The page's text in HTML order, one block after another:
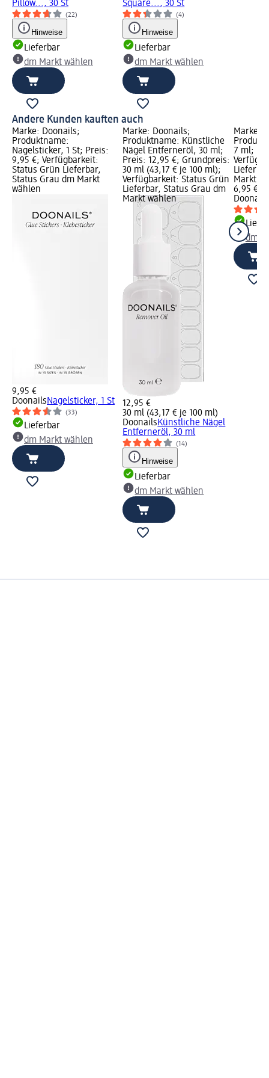
Pillow..., 30 St
(22)
Hinweise
Lieferbar
dm Markt wählen
Square..., 30 St
(4)
Hinweise
Lieferbar
dm Markt wählen
Andere Kunden kauften auch
Marke: Doonails;
Produktname:
Nagelsticker, 1 St; Preis:
9,95 €; Verfügbarkeit:
Status Grün Lieferbar,
Status Grau dm Markt
wählen
9,95 €
DoonailsNagelsticker, 1 St
(33)
Lieferbar
dm Markt wählen
Marke: Doonails;
Produktname: Künstliche
Nägel Entferneröl, 30 ml;
Preis: 12,95 €; Grundpreis:
30 ml (43,17 € je 100 ml);
Verfügbarkeit: Status Grün
Lieferbar, Status Grau dm
Markt wählen
12,95 €
30 ml (43,17 € je 100 ml)
DoonailsKünstliche Nägel
Entferneröl, 30 ml
(14)
Hinweise
Lieferbar
dm Markt wählen
Marke:
7 ml;
Markt
6,95 €
Doonails
dm